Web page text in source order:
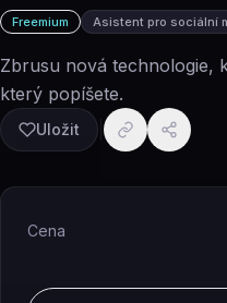
Freemium Asistent pro sociální
Zbrusu nová technologie,
který popíšete.
Uložit
Cena